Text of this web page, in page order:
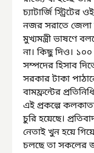
চ্যাটার্জি স্ট্রিটের
নজর সরাতে জেলা
মুখ্যমন্ত্রী ভাষণে
না। কিছু দিও।
সম্পদের হিসাব
সরকার টাকা
বামফ্রন্টের
এই প্রকল্পে
চুরি হয়েছে।
নেতাই খুন হয়ে
চলছে তা সকলের